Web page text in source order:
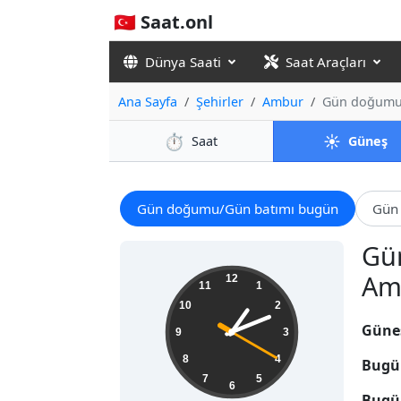
🇹🇷 Saat.onl
Dünya Saati Saat Araçları
Ana Sayfa Şehirler Ambur Gün
⏱️ Saat ☀️ Güneş
Gün doğumu/Gün batımı bugün
13:11:20 12
1
2
3
4
5
6
7
8
9
10
11